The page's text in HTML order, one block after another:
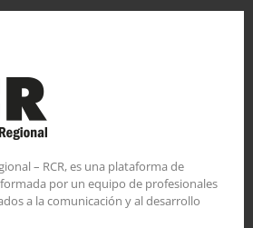
– RCR, es una plataforma de
por un equipo de profesionales
a la comunicación y al desarrollo